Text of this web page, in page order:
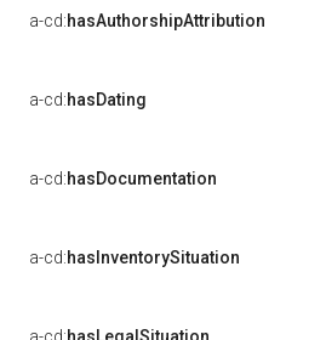
a-cd:hasAuthorshipAttribution
a-cd:hasDating
a-cd:hasDocumentation
a-cd:hasInventorySituation